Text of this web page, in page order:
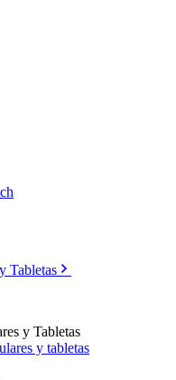
Tabletas
y Tabletas
y tabletas